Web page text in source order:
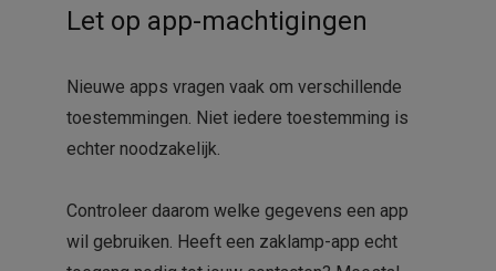
Let op app-machtigingen
Nieuwe apps vragen vaak om verschillende
toestemmingen. Niet iedere toestemming is
echter noodzakelijk.
Controleer daarom welke gegevens een app
wil gebruiken. Heeft een zaklamp-app echt